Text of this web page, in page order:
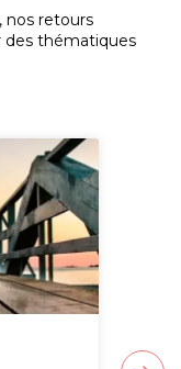
nos retours
des thématiques
30